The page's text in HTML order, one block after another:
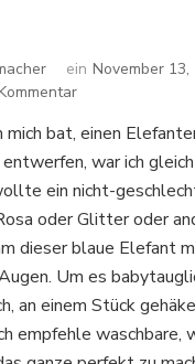
ein November 13,
zu
Häkelanleitung:
Amigurumi-
Elefant
mich bat, einen
war ich
ein nicht-
oder Glitter oder
dieser blaue Elefant
Um es
an einem Stück
empfehle waschbare,